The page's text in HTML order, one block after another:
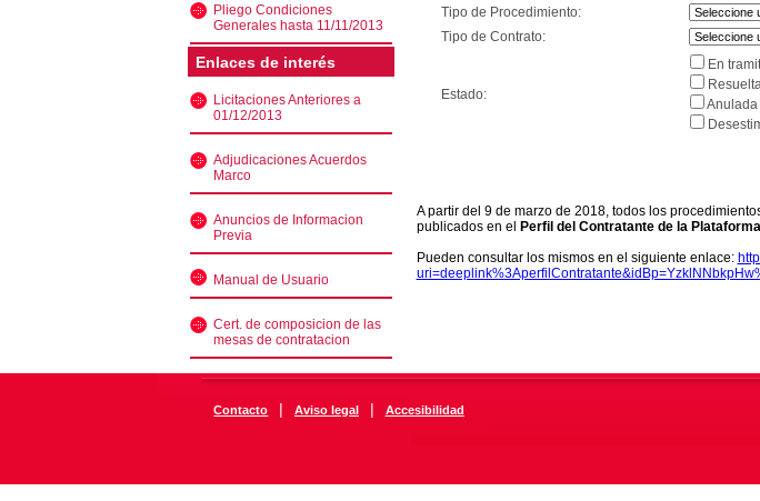
Pliego Condiciones
Generales hasta 11/11/2013
Enlaces de interés
Licitaciones Anteriores a
01/12/2013
Adjudicaciones Acuerdos
Marco
Anuncios de Informacion
Previa
Manual de Usuario
Cert. de composicion de las
mesas de contratacion
Tipo de Procedimiento:
Tipo de Contrato:
Estado:
En
Anulada
A partir del 9 de marzo de 2018, todos los
publicados en el
Perfil del Contratante de la
Pueden consultar los mismos en el siguiente enlace:
Contacto | Aviso legal | Accesibilidad